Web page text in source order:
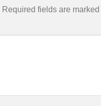
Required fields are marked